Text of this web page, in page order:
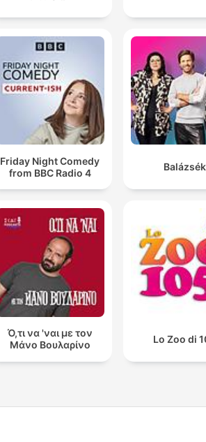
Friday Night Comedy
from BBC Radio 4
Balázsék
Ό,τι να 'ναι με τον
Μάνο Βουλαρίνο
Lo Zoo di